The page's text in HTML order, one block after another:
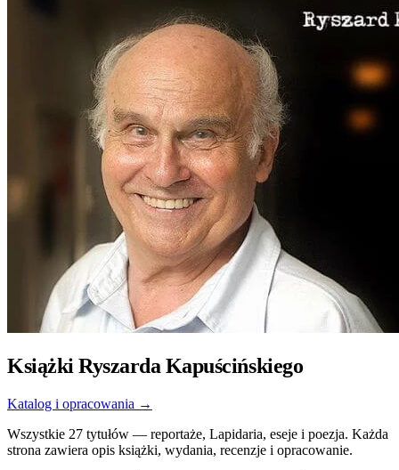
Książki Ryszarda Kapuścińskiego
Katalog i opracowania →
Wszystkie 27 tytułów — reportaże, Lapidaria, eseje i poezja. Każda
strona zawiera opis książki, wydania, recenzje i opracowanie.